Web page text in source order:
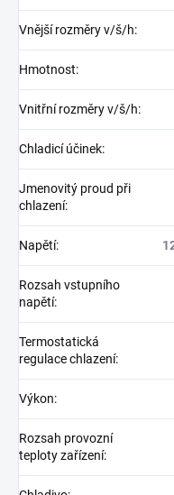
Vnější rozměry v/š/h:
Hmotnost:
Vnitřní rozměry v/š/h:
Chladicí účinek:
Jmenovitý proud při
chlazení:
Napětí:
Rozsah vstupního
napětí:
Termostatická
regulace chlazení:
Výkon:
Rozsah provozní
teploty zařízení: